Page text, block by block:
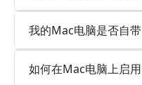
我的Mac电脑是否自
如何在Mac电脑上启